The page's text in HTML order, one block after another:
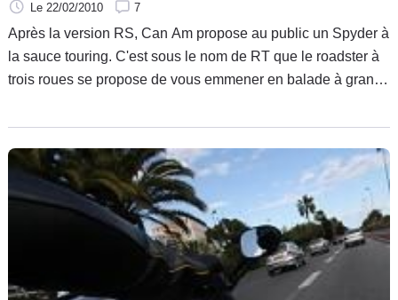
Le 22/02/2010 7
Après la version RS, Can Am propose au public un Spyder à
la sauce touring. C'est sous le nom de RT que le roadster à
trois roues se propose de vous emmener en balade à grand
Moto en fait l'essai.